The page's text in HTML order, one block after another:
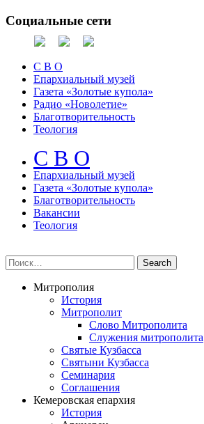
Социальные сети
С В О
Епархиальный музей
Газета «Золотые купола»
Радио «Новолетие»
Благотворительность
Теология
С В О
Епархиальный музeй
Газета «Золотые купола»
Благотворительность
Вакансии
Теология
Митрополия
История
Митрополит
Слово Митрополита
Служения митрополита
Святые Кузбасса
Святыни Кузбасса
Семинария
Соглашения
Кемеровская епархия
История